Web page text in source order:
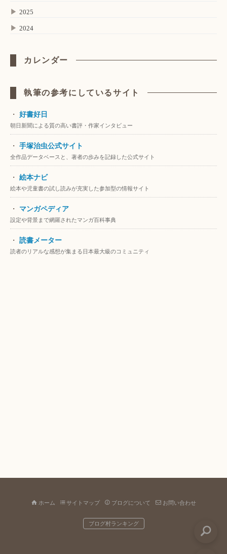
▶ 2025
▶ 2024
カレンダー
執筆の参考にしているサイト
・ 好書好日
朝日新聞による質の高い書評・作家インタビュー
・ 手塚治虫公式サイト
全作品データベースと、著者の歩みを記録した公式サイト
・ 絵本ナビ
絵本や児童書の試し読みが充実した参加型の情報サイト
・ マンガペディア
設定や背景まで網羅されたマンガ百科事典
・ 読書メーター
読者のリアルな感想が集まる日本最大級のコミュニティ
ホーム サイトマップ ブログについて お問い合わせ
ブログ村ランキング